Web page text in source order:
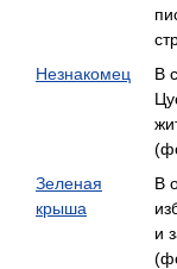
Незнакомец
В
Зеленая
крыша
В
и